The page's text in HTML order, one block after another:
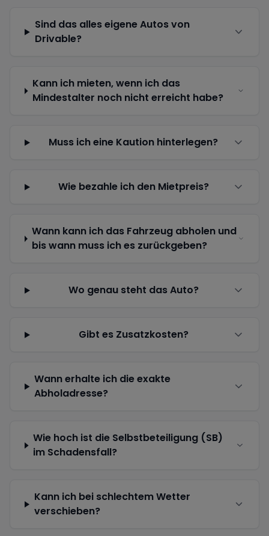
Sind das alles eigene Autos von
Drivable?
Kann ich mieten, wenn ich das
Mindestalter noch nicht erreicht habe?
Muss ich eine Kaution hinterlegen?
Wie bezahle ich den Mietpreis?
Wann kann ich das Fahrzeug abholen und
bis wann muss ich es zurückgeben?
Wo genau steht das Auto?
Gibt es Zusatzkosten?
Wann erhalte ich die exakte
Abholadresse?
Wie hoch ist die Selbstbeteiligung (SB)
im Schadensfall?
Kann ich bei schlechtem Wetter
verschieben?